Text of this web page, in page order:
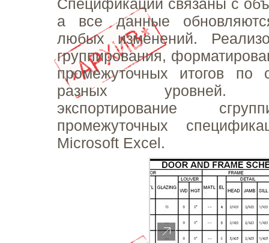
Спецификации связаны с
а все данные
любых изменений.
группирования,
промежуточных итогов по
разных уровней.
экспортирование
промежуточных
Microsoft Excel.